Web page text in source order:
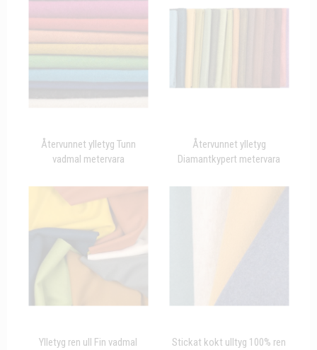
Återvunnet ylletyg Tunn
vadmal metervara
Återvunnet ylletyg
Diamantkypert metervara
Ylletyg ren ull Fin vadmal
Stickat kokt ulltyg 100% ren